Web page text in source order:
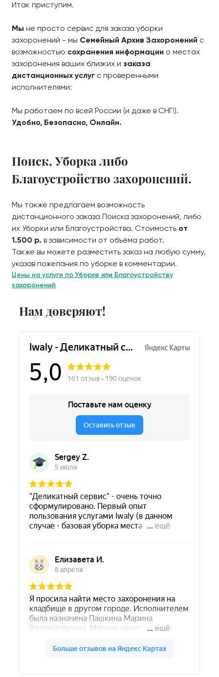
Итак приступим.
Мы не просто сервис для заказа уборки
захоронений - мы Семейный Архив Захоронений с
возможностью сохранения информации о местах
захоронения ваших близких и заказа
дистанционных услуг с проверенными
исполнителями:
Мы работаем по всей России (и даже в СНГ!).
Удобно, Безопасно, Онлайн.
Поиск, Уборка либо
Благоустройство захоронений.
Мы также предлагаем возможность
дистанционного заказа Поиска захоронений, либо
их Уборки или Благоустройства. Стоимость от
1.500 р. в зависимости от объёма работ.
Также вы можете разместить заказ на любую сумму,
указав пожелания по уборке в комментарии.
Цены на услуги по Уборке или Благоустройству
захоронений
Нам доверяют!